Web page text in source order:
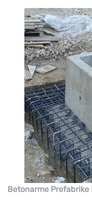
Betonarme Prefabrike